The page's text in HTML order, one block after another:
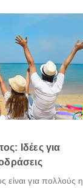
Ιδέες για
είναι για πολλούς η